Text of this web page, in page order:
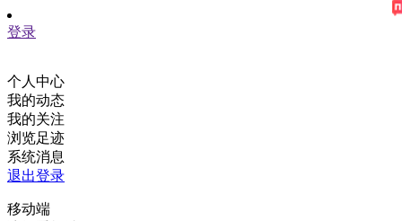
登录
个人中心
我的动态
我的关注
浏览足迹
系统消息
退出登录
移动端